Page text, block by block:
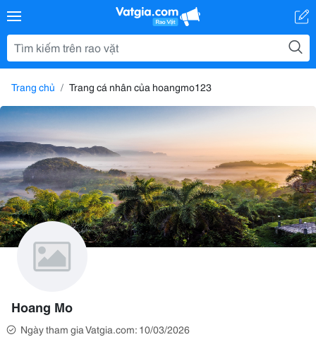
Trang chủ Trang cá nhân của hoangmo123
Hoang Mo
Ngày tham gia Vatgia.com: 10/03/2026